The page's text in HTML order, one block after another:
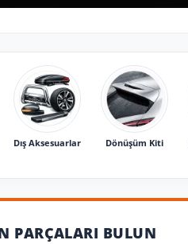
Dış Aksesuarlar Dönüşüm Kiti
PARÇALARI BULUN